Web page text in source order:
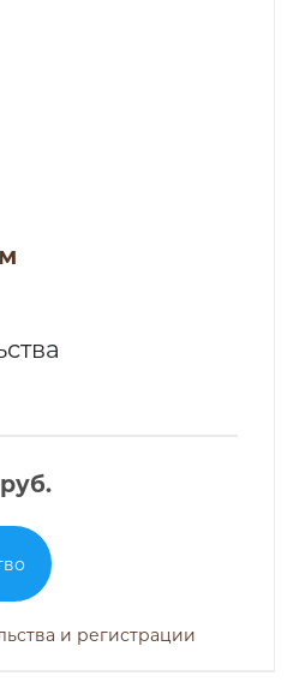
и регистрации